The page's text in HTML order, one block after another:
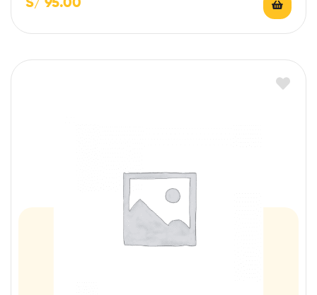
S/ 95.00